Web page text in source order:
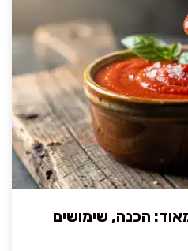
הכנה, שימושים